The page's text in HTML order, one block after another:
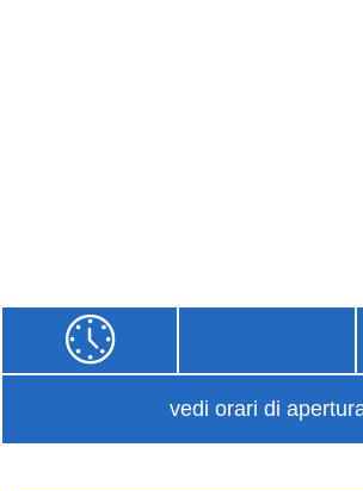
vedi orari di